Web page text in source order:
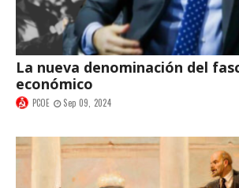
La nueva denominación del
económico
PCOE Sep 09, 2024